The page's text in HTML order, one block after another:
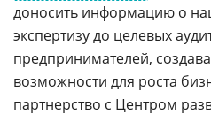
доносить информацию о
экспертизу до целевых
предпринимателей,
возможности для роста
партнерство с Центром